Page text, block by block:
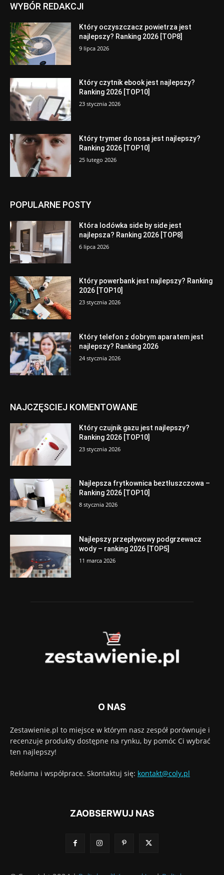
WYBÓR REDAKCJI
Który oczyszczacz powietrza jest
najlepszy? Ranking 2026 [TOP8]
9 lipca 2026
Który czytnik ebook jest najlepszy?
Ranking 2026 [TOP10]
23 stycznia 2026
Który trymer do nosa jest najlepszy?
Ranking 2026 [TOP10]
25 lutego 2026
POPULARNE POSTY
Która lodówka side by side jest
najlepsza? Ranking 2026 [TOP8]
6 lipca 2026
Który powerbank jest najlepszy? Ranking
2026 [TOP10]
23 stycznia 2026
Który telefon z dobrym aparatem jest
najlepszy? Ranking 2026
24 stycznia 2026
NAJCZĘSCIEJ KOMENTOWANE
Który czujnik gazu jest najlepszy?
Ranking 2026 [TOP10]
23 stycznia 2026
Najlepsza frytkownica beztłuszczowa –
Ranking 2026 [TOP10]
8 stycznia 2026
Najlepszy przepływowy podgrzewacz
wody – ranking 2026 [TOP5]
11 marca 2026
O NAS
Zestawienie.pl to miejsce w którym nasz zespół porównuje i
recenzuje produkty dostępne na rynku, by pomóc Ci wybrać
ten najlepszy!
Reklama i współprace. Skontaktuj się: kontakt@coly.pl
ZAOBSERWUJ NAS